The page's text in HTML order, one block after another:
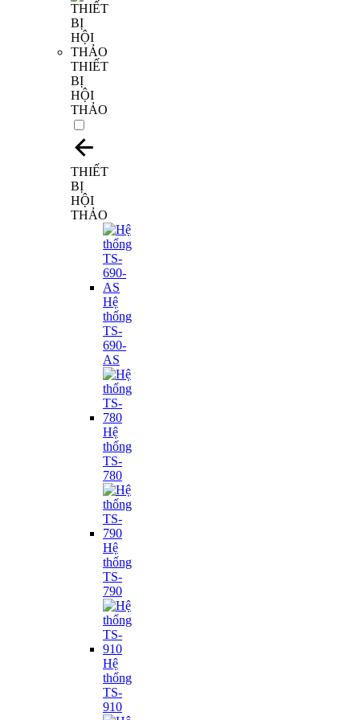
THIẾT
BỊ
HỘI
THẢO
THIẾT
BỊ
HỘI
THẢO
Hệ
thống
TS-
690-
AS
Hệ
thống
TS-
780
Hệ
thống
TS-
790
Hệ
thống
TS-
910